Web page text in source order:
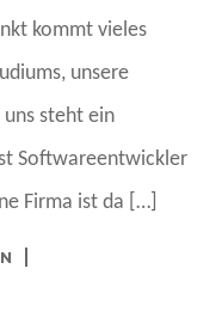
kommt vieles
unsere
steht ein
Softwareentwickler
Firma ist da […]